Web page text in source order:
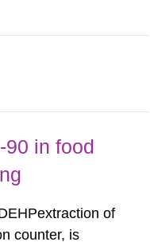
90 in food
of
counter, is